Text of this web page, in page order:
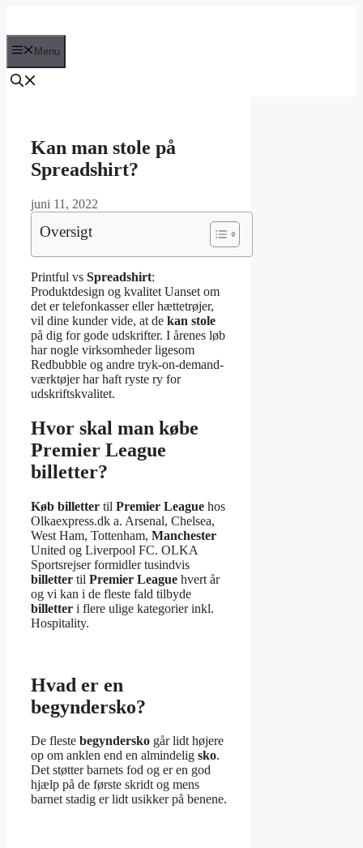
Menu
Kan man stole på
Spreadshirt?
juni 11, 2022
Oversigt
Printful vs Spreadshirt:
Produktdesign og kvalitet Uanset om
det er telefonkasser eller hættetrøjer,
vil dine kunder vide, at de kan stole
på dig for gode udskrifter. I årenes løb
har nogle virksomheder ligesom
Redbubble og andre tryk-on-demand-
værktøjer har haft ryste ry for
udskriftskvalitet.
Hvor skal man købe
Premier League
billetter?
Køb billetter til Premier League hos
Olkaexpress.dk a. Arsenal, Chelsea,
West Ham, Tottenham, Manchester
United og Liverpool FC. OLKA
Sportsrejser formidler tusindvis
billetter til Premier League hvert år
og vi kan i de fleste fald tilbyde
billetter i flere ulige kategorier inkl.
Hospitality.
Hvad er en
begyndersko?
De fleste begyndersko går lidt højere
op om anklen end en almindelig sko.
Det støtter barnets fod og er en god
hjælp på de første skridt og mens
barnet stadig er lidt usikker på benene.